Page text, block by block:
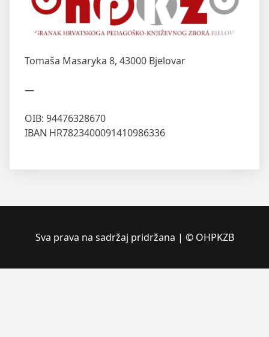
Tomaša Masaryka 8, 43000 Bjelovar
—
OIB: 94476328670
IBAN HR7823400091410986336
Sva prava na sadržaj pridržana | © OHPKZB